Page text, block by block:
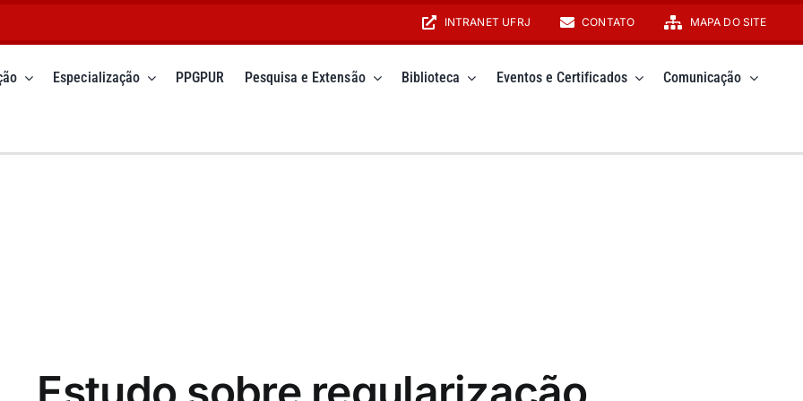
INTRANET UFRJ CONTATO MAPA DO SITE
Especialização PPGPUR Pesquisa e Extensão Biblioteca Eventos e Certificados Comunicação